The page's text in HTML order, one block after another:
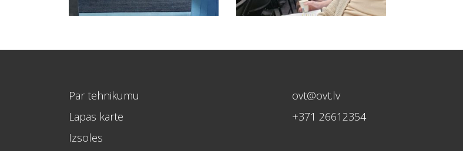
Par tehnikumu
Lapas karte
Izsoles
ovt@ovt.lv
+371 26612354